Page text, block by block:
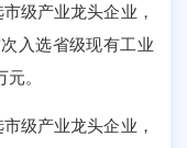
级产业龙头企业，
入选省级现有工业
。
级产业龙头企业，